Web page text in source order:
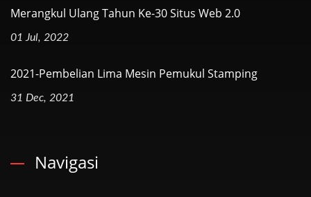
Merangkul Ulang Tahun Ke-30 Situs Web 2.0
01 Jul, 2022
2021-Pembelian Lima Mesin Pemukul Stamping
31 Dec, 2021
Navigasi